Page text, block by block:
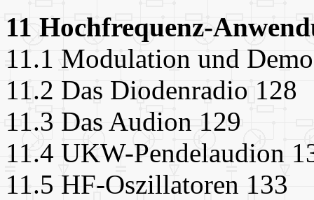
11 Hochfrequenz-
11.1 Modulation und
11.2 Das Diodenradio 128
11.3 Das Audion 129
11.4 UKW-Pendelaudion
11.5 HF-Oszillatoren 133